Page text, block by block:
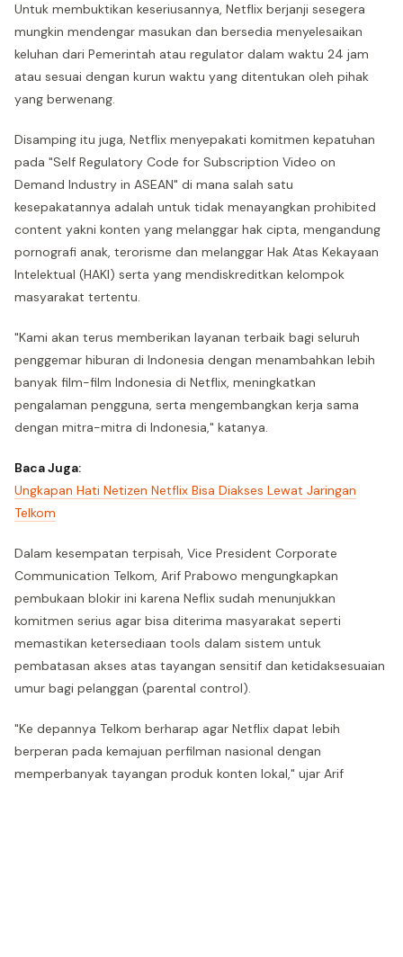
Untuk membuktikan keseriusannya, Netflix berjanji sesegera
mungkin mendengar masukan dan bersedia menyelesaikan
keluhan dari Pemerintah atau regulator dalam waktu 24 jam
atau sesuai dengan kurun waktu yang ditentukan oleh pihak
yang berwenang.
Disamping itu juga, Netflix menyepakati komitmen kepatuhan
pada "Self Regulatory Code for Subscription Video on
Demand Industry in ASEAN" di mana salah satu
kesepakatannya adalah untuk tidak menayangkan prohibited
content yakni konten yang melanggar hak cipta, mengandung
pornografi anak, terorisme dan melanggar Hak Atas Kekayaan
Intelektual (HAKI) serta yang mendiskreditkan kelompok
masyarakat tertentu.
"Kami akan terus memberikan layanan terbaik bagi seluruh
penggemar hiburan di Indonesia dengan menambahkan lebih
banyak film-film Indonesia di Netflix, meningkatkan
pengalaman pengguna, serta mengembangkan kerja sama
dengan mitra-mitra di Indonesia," katanya.
Baca Juga:
Ungkapan Hati Netizen Netflix Bisa Diakses Lewat Jaringan
Telkom
Dalam kesempatan terpisah, Vice President Corporate
Communication Telkom, Arif Prabowo mengungkapkan
pembukaan blokir ini karena Neflix sudah menunjukkan
komitmen serius agar bisa diterima masyarakat seperti
memastikan ketersediaan tools dalam sistem untuk
pembatasan akses atas tayangan sensitif dan ketidaksesuaian
umur bagi pelanggan (parental control).
"Ke depannya Telkom berharap agar Netflix dapat lebih
berperan pada kemajuan perfilman nasional dengan
memperbanyak tayangan produk konten lokal," ujar Arif